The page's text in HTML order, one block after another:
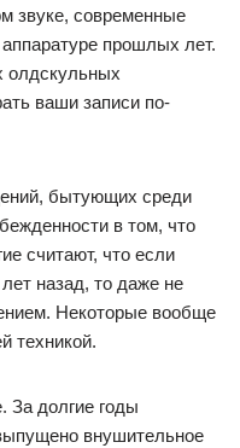
звуке, современные
прошлых лет.
олдскульных
ваши записи по-
бытующих среди
в том, что
считают, что если
назад, то даже не
Некоторые вообще
техникой.
За долгие годы
внушительное